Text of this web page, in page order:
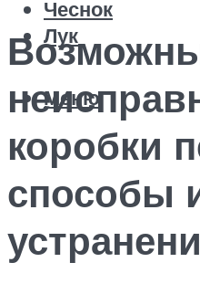
Чеснок
Лук
Меню
коробки
способы